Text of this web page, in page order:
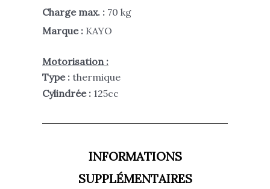
Charge max. : 70 kg
Marque : KAYO
Motorisation :
Type : thermique
Cylindrée : 125cc
INFORMATIONS
SUPPLÉMENTAIRES